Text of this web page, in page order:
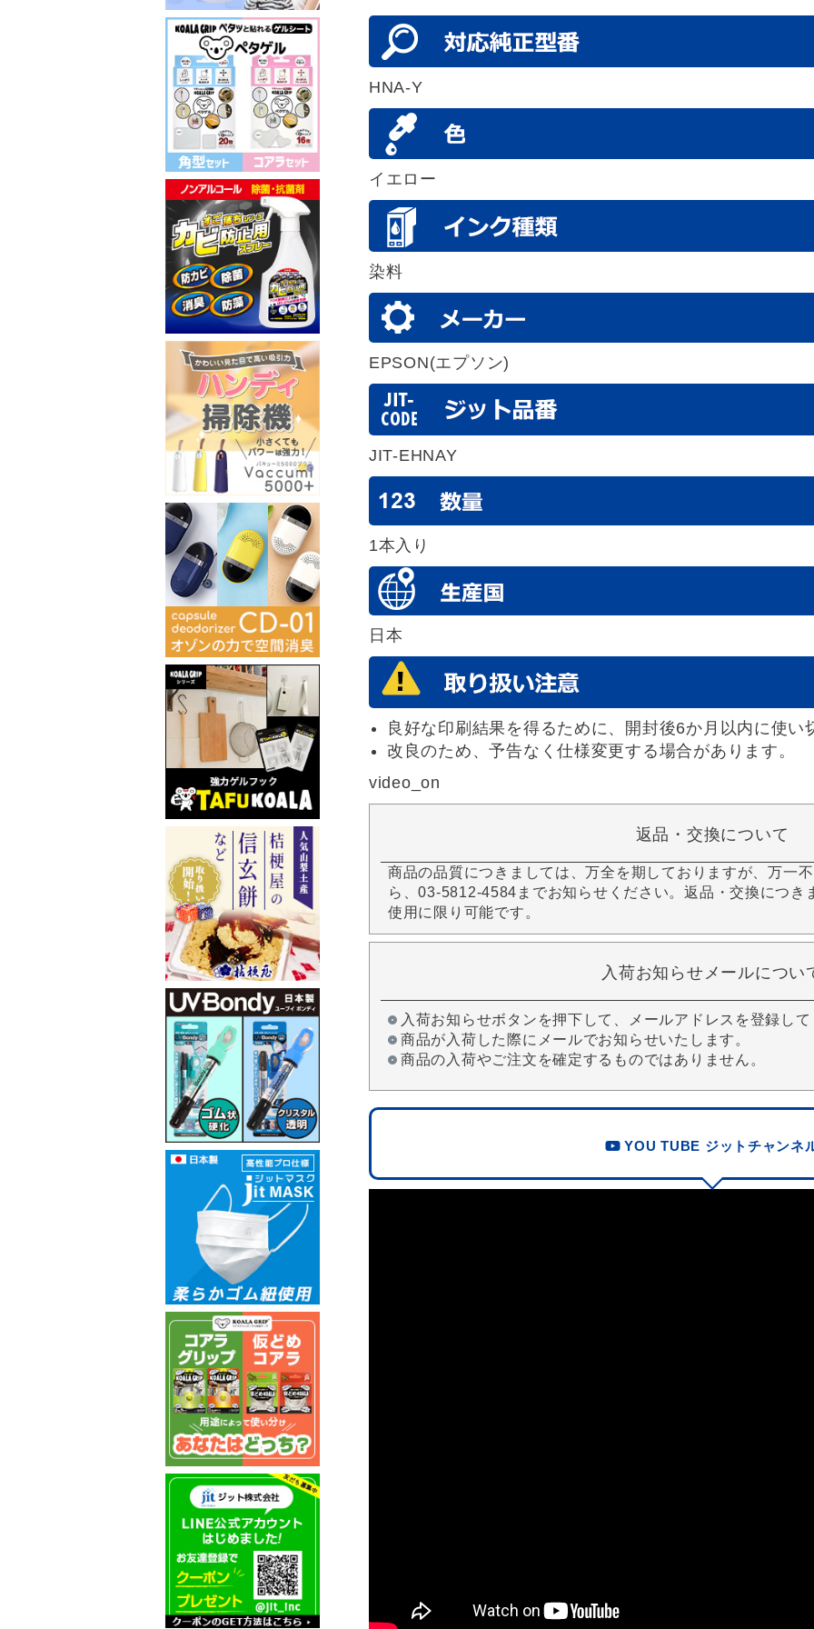
HNA-Y
イエロー
染料
EPSON(エプソン)
JIT-EHNAY
1本入り
日本
良好な印刷結果を得るために、開封後6か月以内に使い
改良のため、予告なく仕様変更する場合があります。
video_on
返品・交換について
商品の品質につきましては、万全を期しておりますが、万一
ら、03-5812-4584までお知らせください。返品・交換につき
使用に限り可能です。
入荷お知らせメールについ
入荷お知らせボタンを押下して、メールアドレスを登録して
商品が入荷した際にメールでお知らせいたします。
商品の入荷やご注文を確定するものではありません。
YOU TUBE ジットチャンネ